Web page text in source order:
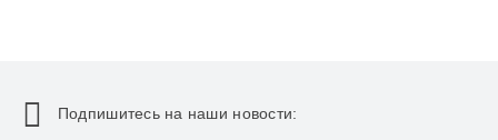
Подпишитесь на наши новости: